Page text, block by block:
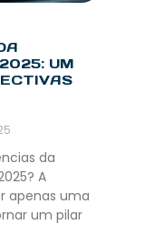
UM
da
A
apenas uma
um pilar